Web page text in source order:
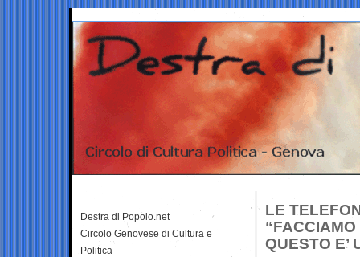
LE
QUESTO E’
Destra di Popolo.net
Circolo Genovese di Cultura e
Politica